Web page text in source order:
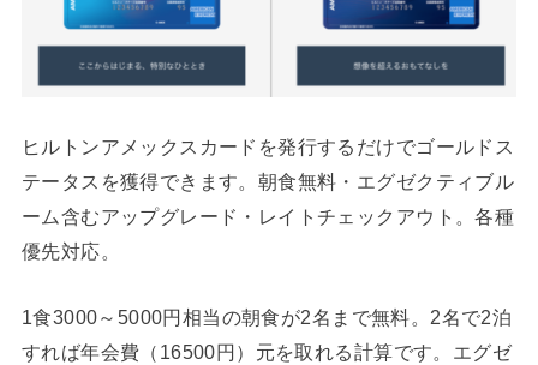
ヒルトンアメックスカードを発行するだけでゴールドス
テータスを獲得できます。朝食無料・エグゼクティブル
ーム含むアップグレード・レイトチェックアウト。各種
優先対応。
1食3000～5000円相当の朝食が2名まで無料。2名で2泊
すれば年会費（16500円）元を取れる計算です。エグゼ